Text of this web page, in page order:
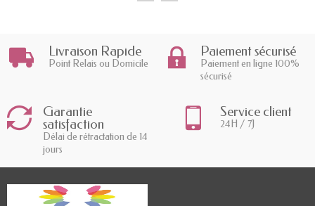
Livraison Rapide
Point Relais ou Domicile
Paiement sécurisé
Paiement en ligne 100%
sécurisé
Garantie
satisfaction
Délai de rétractation de 14
jours
Service client
24H / 7J